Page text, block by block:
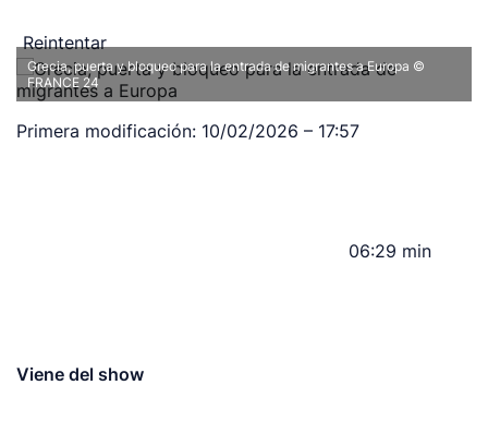
Reintentar
Grecia, puerta y bloqueo para la entrada de migrantes a Europa ©
FRANCE 24
Primera modificación: 10/02/2026 – 17:57
06:29 min
Viene del show